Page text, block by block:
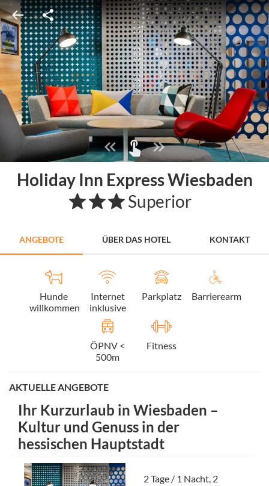
Holiday Inn Express Wiesbaden
Superior
ANGEBOTE ÜBER DAS HOTEL KONTAKT
Hunde
willkommen
Internet
inklusive
Parkplatz Barrierearm
ÖPNV <
500m
Fitness
AKTUELLE ANGEBOTE
Ihr Kurzurlaub in Wiesbaden –
Kultur und Genuss in der
hessischen Hauptstadt
2 Tage / 1 Nacht, 2